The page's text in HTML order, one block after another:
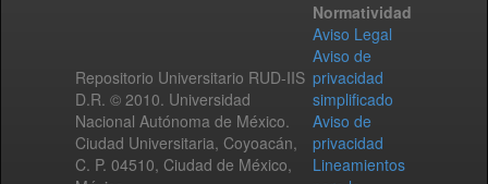
Repositorio Universitario RUD-IIS
D.R. © 2010. Universidad
Nacional Autónoma de México.
Ciudad Universitaria, Coyoacán,
C. P. 04510, Ciudad de México,
Normatividad
Aviso Legal
Aviso de
privacidad
simplificado
Aviso de
privacidad
Lineamientos